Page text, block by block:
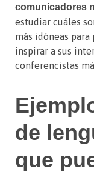
comunicadores
estudiar cuáles
más idóneas
inspirar a sus
conferencistas
de
que